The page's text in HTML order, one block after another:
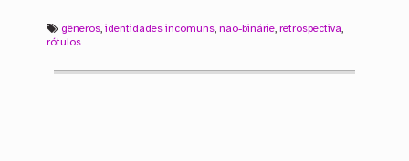
gêneros, identidades incomuns, não-binárie, retrospectiva,
rótulos